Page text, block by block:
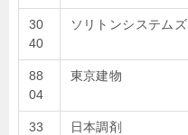
30
40
ソリトンシステムズ
88
04
東京建物
33
日本調剤